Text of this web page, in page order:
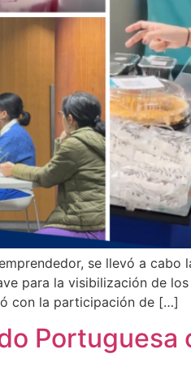
se llevó a cabo
para la visibilización de
con la participación de […]